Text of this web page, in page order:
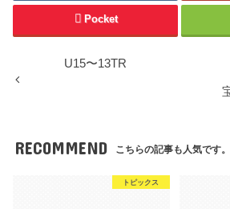
Pocket
U15〜13TR
RECOMMEND こちらの記事も人気です。
トピックス